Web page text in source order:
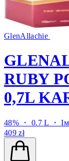
GlenAllachie
RUBY
0,7L
48% ・ 0.7 L ・
409 zł